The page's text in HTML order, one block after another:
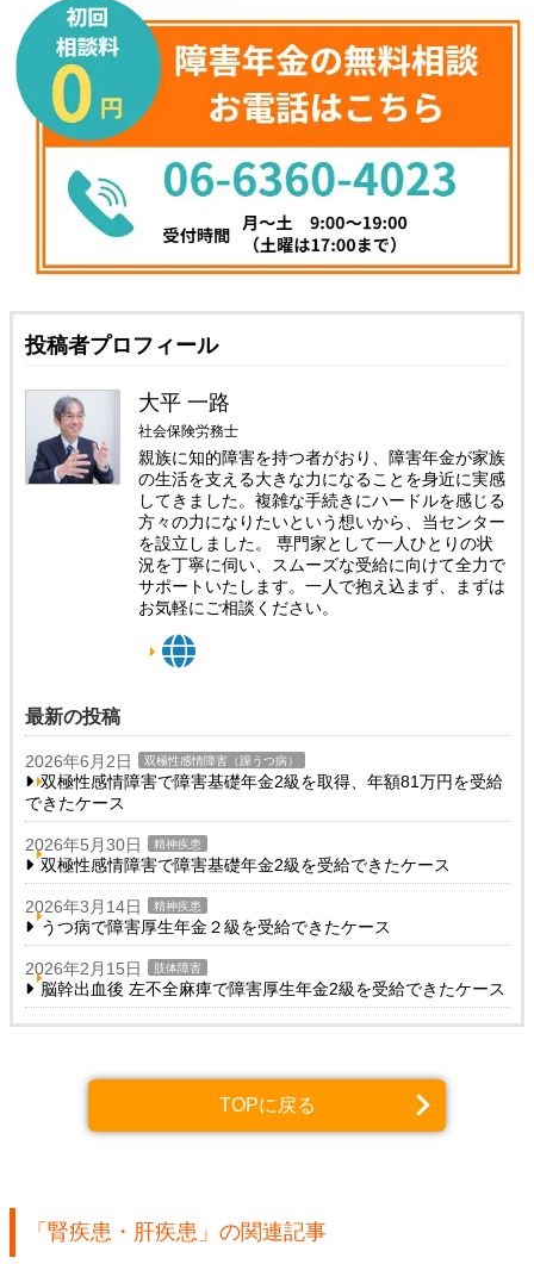
投稿者プロフィール
大平 一路
社会保険労務士
親族に知的障害を持つ者がおり、障害年金が家族
の生活を支える大きな力になることを身近に実感
してきました。複雑な手続きにハードルを感じる
方々の力になりたいという想いから、当センター
を設立しました。 専門家として一人ひとりの状
況を丁寧に伺い、スムーズな受給に向けて全力で
サポートいたします。一人で抱え込まず、まずは
お気軽にご相談ください。
最新の投稿
2026年6月2日 双極性感情障害（躁うつ病）
双極性感情障害で障害基礎年金2級を取得、年額81万円を受給
できたケース
2026年5月30日 精神疾患
双極性感情障害で障害基礎年金2級を受給できたケース
2026年3月14日 精神疾患
うつ病で障害厚生年金２級を受給できたケース
2026年2月15日 肢体障害
脳幹出血後 左不全麻痺で障害厚生年金2級を受給できたケース
TOPに戻る
「腎疾患・肝疾患」の関連記事